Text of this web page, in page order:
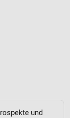
und